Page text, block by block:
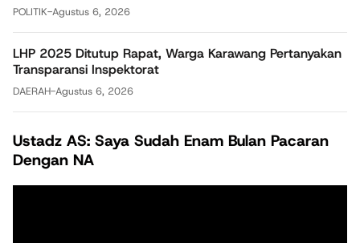
POLITIK-Agustus 6, 2026
LHP 2025 Ditutup Rapat, Warga Karawang Pertanyakan
Transparansi Inspektorat
DAERAH-Agustus 6, 2026
Ustadz AS: Saya Sudah Enam Bulan Pacaran
Dengan NA